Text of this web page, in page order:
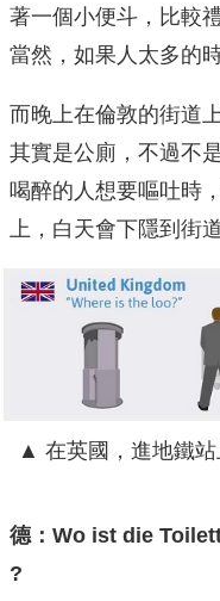
著一個小便斗，比較
當然，如果人太多的
而晚上在倫敦的街道
其實是公廁，不過不
喝醉的人想要嘔吐時
上，白天會下隱到街道
▲ 在英國，進地鐵
德：Wo ist die
?